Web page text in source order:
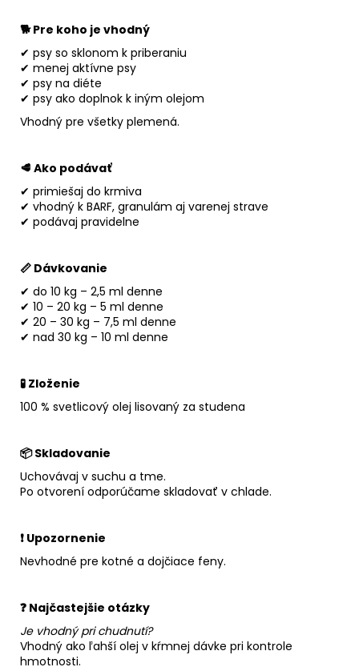
🐕 Pre koho je vhodný
✔ psy so sklonom k priberaniu
✔ menej aktívne psy
✔ psy na diéte
✔ psy ako doplnok k iným olejom
Vhodný pre všetky plemená.
🥩 Ako podávať
✔ primiešaj do krmiva
✔ vhodný k BARF, granulám aj varenej strave
✔ podávaj pravidelne
📏 Dávkovanie
✔ do 10 kg – 2,5 ml denne
✔ 10 – 20 kg – 5 ml denne
✔ 20 – 30 kg – 7,5 ml denne
✔ nad 30 kg – 10 ml denne
🧪 Zloženie
100 % svetlicový olej lisovaný za studena
📦 Skladovanie
Uchovávaj v suchu a tme.
Po otvorení odporúčame skladovať v chlade.
❗ Upozornenie
Nevhodné pre kotné a dojčiace feny.
❓ Najčastejšie otázky
Je vhodný pri chudnutí?
Vhodný ako ľahší olej v kŕmnej dávke pri kontrole
hmotnosti.